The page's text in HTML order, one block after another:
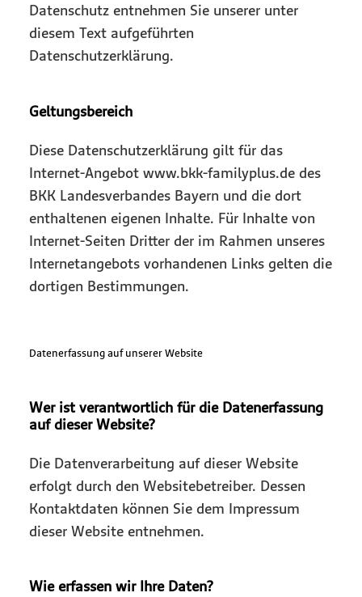
Datenschutz entnehmen Sie unserer unter
diesem Text aufgeführten
Datenschutzerklärung.
Geltungsbereich
Diese Datenschutzerklärung gilt für das
Internet-Angebot www.bkk-familyplus.de des
BKK Landesverbandes Bayern und die dort
enthaltenen eigenen Inhalte. Für Inhalte von
Internet-Seiten Dritter der im Rahmen unseres
Internetangebots vorhandenen Links gelten die
dortigen Bestimmungen.
Datenerfassung auf unserer Website
Wer ist verantwortlich für die Datenerfassung
auf dieser Website?
Die Datenverarbeitung auf dieser Website
erfolgt durch den Websitebetreiber. Dessen
Kontaktdaten können Sie dem Impressum
dieser Website entnehmen.
Wie erfassen wir Ihre Daten?